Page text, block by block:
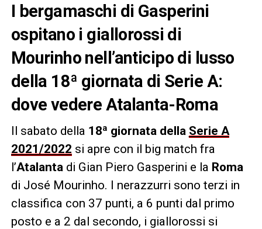
I bergamaschi di Gasperini
ospitano i giallorossi di
Mourinho nell’anticipo di lusso
della 18ª giornata di Serie A:
dove vedere Atalanta-Roma
Il sabato della 18ª giornata della Serie A
2021/2022 si apre con il big match fra
l’Atalanta di Gian Piero Gasperini e la Roma
di José Mourinho. I nerazzurri sono terzi in
classifica con 37 punti, a 6 punti dal primo
posto e a 2 dal secondo, i giallorossi si